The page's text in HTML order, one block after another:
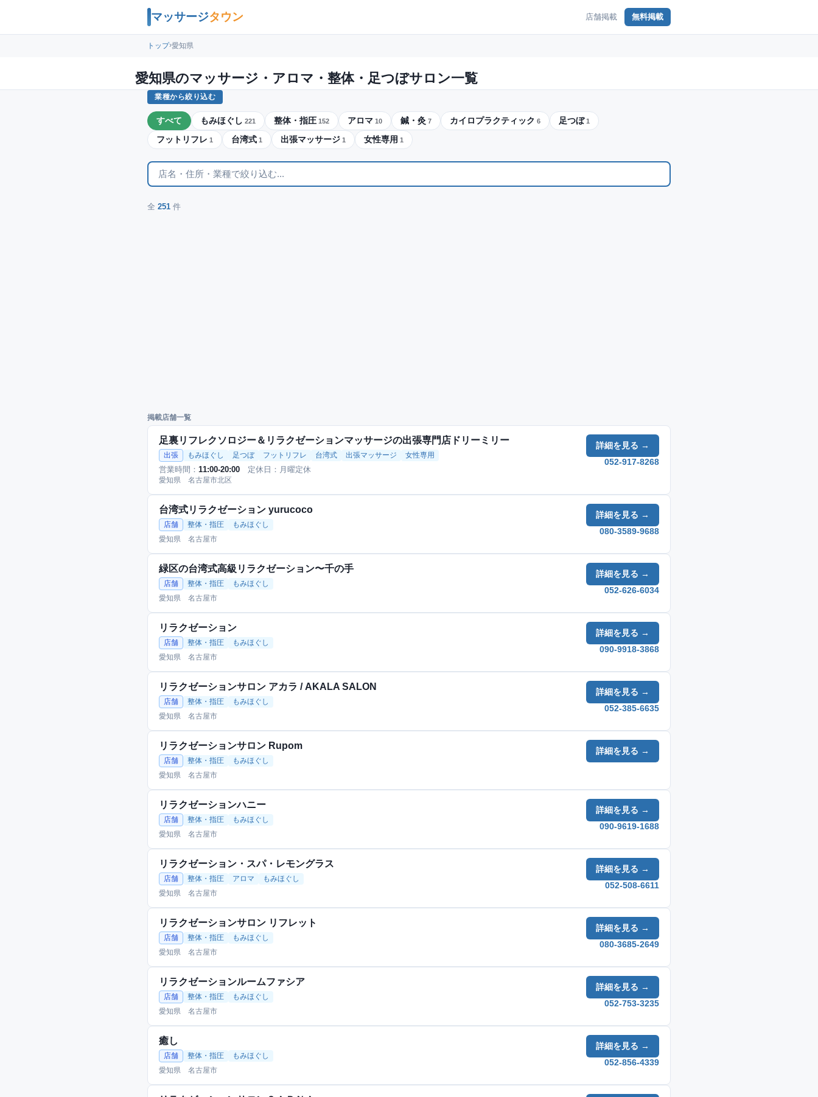
マッサージタウン 店舗掲載 無料掲載
トップ›愛知県
愛知県のマッサージ・アロマ・整体・足つぼサロン一覧
業種から絞り込む
すべて もみほぐし 221 整体・指圧 152 アロマ 10 鍼・灸 7 カイロプラクティック 6 足つぼ 1
フットリフレ 1 台湾式 1 出張マッサージ 1 女性専用 1
全 251 件
掲載店舗一覧
足裏リフレクソロジー＆リラクゼーションマッサージの出張専門店ドリーミリー
出張 もみほぐし 足つぼ フットリフレ 台湾式 出張マッサージ 女性専用
営業時間： 11:00-20:00 定休日：月曜定休
愛知県 名古屋市北区
詳細を見る →
052-917-8268
台湾式リラクゼーション yurucoco
店舗 整体・指圧 もみほぐし
愛知県 名古屋市
詳細を見る →
080-3589-9688
緑区の台湾式高級リラクゼーション〜千の手
店舗 整体・指圧 もみほぐし
愛知県 名古屋市
詳細を見る →
052-626-6034
リラクゼーション
店舗 整体・指圧 もみほぐし
愛知県 名古屋市
詳細を見る →
090-9918-3868
リラクゼーションサロン アカラ / AKALA SALON
店舗 整体・指圧 もみほぐし
愛知県 名古屋市
詳細を見る →
052-385-6635
リラクゼーションサロン Rupom
店舗 整体・指圧 もみほぐし
愛知県 名古屋市
詳細を見る →
リラクゼーションハニー
店舗 整体・指圧 もみほぐし
愛知県 名古屋市
詳細を見る →
090-9619-1688
リラクゼーション・スパ・レモングラス
店舗 整体・指圧 アロマ もみほぐし
愛知県 名古屋市
詳細を見る →
052-508-6611
リラクゼーションサロン リフレット
店舗 整体・指圧 もみほぐし
愛知県 名古屋市
詳細を見る →
080-3685-2649
リラクゼーションルームファシア
店舗 整体・指圧 もみほぐし
愛知県 名古屋市
詳細を見る →
052-753-3235
癒し
店舗 整体・指圧 もみほぐし
愛知県 名古屋市
詳細を見る →
052-856-4339